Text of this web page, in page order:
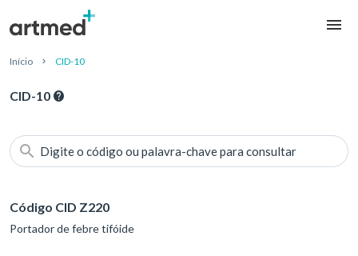
Início CID-10
CID-10
Digite o código ou palavra-chave para consultar
Código CID Z220
Portador de febre tifóide